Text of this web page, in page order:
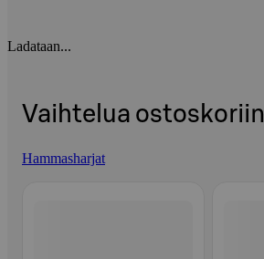
Ladataan...
Vaihtelua ostoskoriin
Hammasharjat